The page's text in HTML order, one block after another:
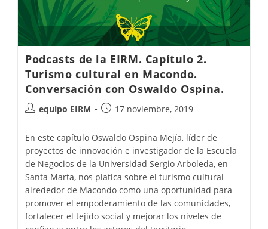
Podcasts de la EIRM. Capítulo 2.
Turismo cultural en Macondo.
Conversación con Oswaldo Ospina.
equipo EIRM 17 noviembre, 2019
En este capítulo Oswaldo Ospina Mejía, líder de
proyectos de innovación e investigador de la Escuela
de Negocios de la Universidad Sergio Arboleda, en
Santa Marta, nos platica sobre el turismo cultural
alrededor de Macondo como una oportunidad para
promover el empoderamiento de las comunidades,
fortalecer el tejido social y mejorar los niveles de